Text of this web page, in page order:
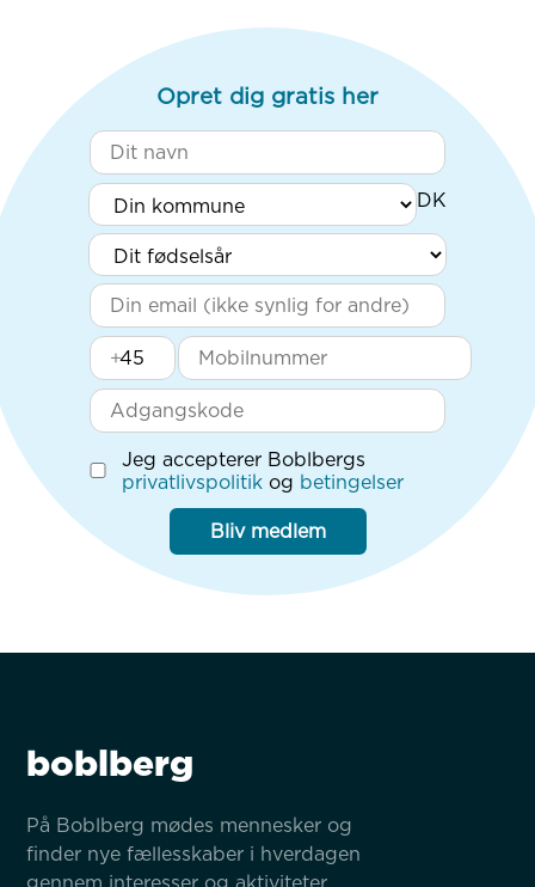
Opret dig gratis her
+
Jeg accepterer Boblbergs
privatlivspolitik og betingelser
Bliv medlem
boblberg
På Boblberg mødes mennesker og
finder nye fællesskaber i hverdagen